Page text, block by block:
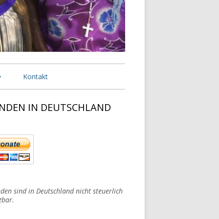
den Niederlanden
Nigeria
Kontakt
IN DEUTSCHLAND
sind in Deutschland nicht steuerlich